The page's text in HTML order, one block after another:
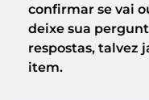
confirmar se vai
deixe sua
respostas, talvez
item.